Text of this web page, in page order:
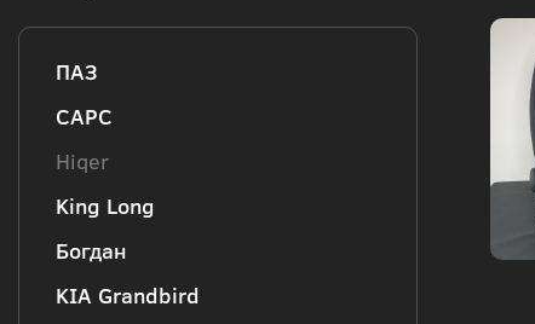
ПАЗ
CAPC
Hiqer
King Long
Богдан
KIA Grandbird